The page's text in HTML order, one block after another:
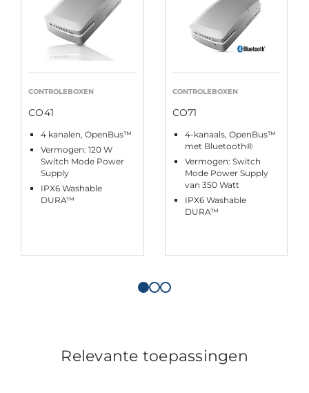
CONTROLEBOXEN
CO41
4 kanalen, OpenBus™
Vermogen: 120 W
Switch Mode Power
Supply
IPX6 Washable
DURA™
CONTROLEBOXEN
CO71
4-kanaals, OpenBus™
met Bluetooth®
Vermogen: Switch
Mode Power Supply
van 350 Watt
IPX6 Washable
DURA™
Relevante toepassingen